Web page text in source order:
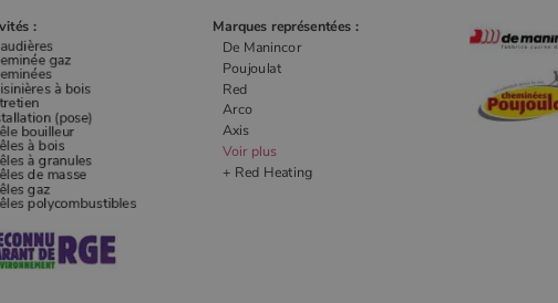
: Marques représentées :
De Manincor
Poujoulat
Red
Arco
Axis
Voir plus
+ Red Heating